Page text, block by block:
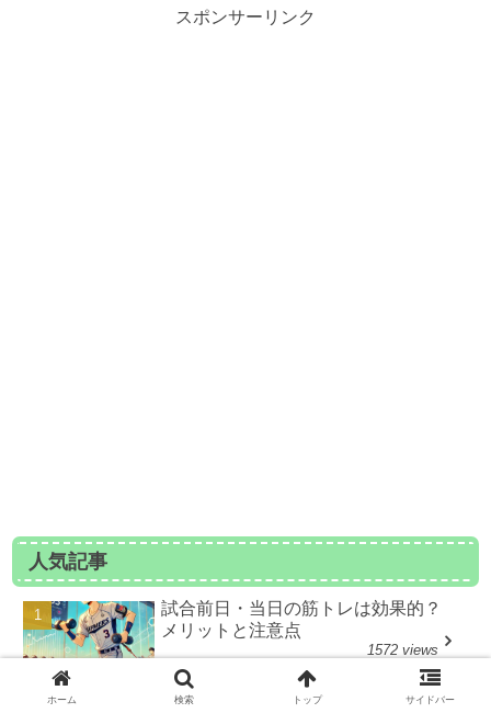
スポンサーリンク
人気記事
試合前日・当日の筋トレは効果的？
メリットと注意点
1572 views
投手が試合後に行うクールダウン
ホーム 検索 トップ サイドバー